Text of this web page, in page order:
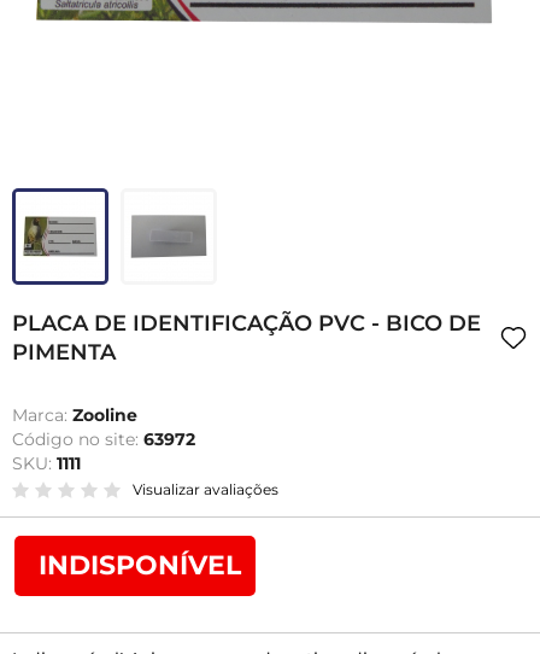
PLACA DE IDENTIFICAÇÃO PVC - BICO DE
PIMENTA
Marca: Zooline
Código no site: 63972
SKU: 1111
Visualizar avaliações
INDISPONÍVEL